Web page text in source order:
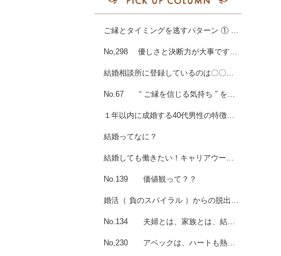
ご縁とタイミングを逃すパターン ① 決断できない人
No,298 優しさと決断力が大事です！男性会員様ご成婚☆
結婚相談所に登録しているのは〇〇な男性が多い？？
No.67 “ ご縁を信じる気持ち ” を、強く持ち続ける・・・、ということは。。。
１年以内に成婚する40代男性の特徴💙４６歳男性会員様ご成婚
結婚ってなに？
結婚しても働きたい！キャリアウーマン婚活のポイント
No.139 価値観って？？
婚活（ 負のスパイラル ）からの脱出！！
No.134 夫婦とは、家族とは、結婚するとは ・・・
No,230 アベックは、ハートも熱っ～～～いです☆